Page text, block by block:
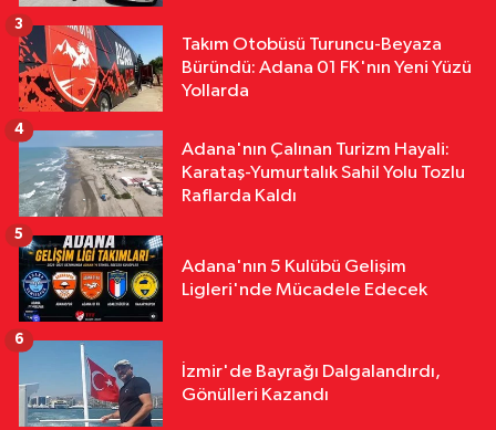
Asayiş
12:27Göçükte Hayatını Kaybeden
Takım Otobüsü Turuncu-Beyaza
Büründü: Adana 01 FK'nın Yeni Yüzü
Yollarda
3
Adana'nın Çalınan Turizm Hayali:
Karataş-Yumurtalık Sahil Yolu Tozlu
Raflarda Kaldı
4
Adana'nın 5 Kulübü Gelişim
Ligleri'nde Mücadele Edecek
5
İzmir'de Bayrağı Dalgalandırdı,
Gönülleri Kazandı
6